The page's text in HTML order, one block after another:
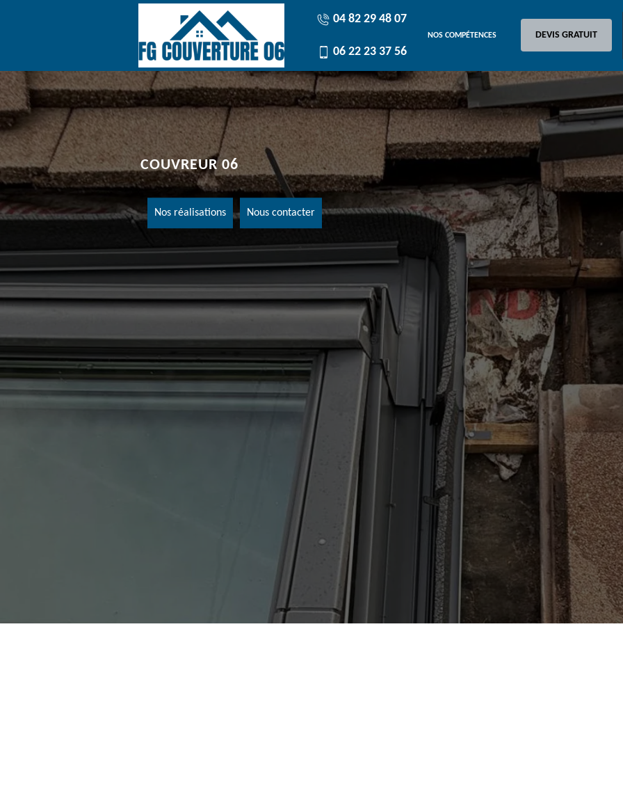
04 82 29 48 07
06 22 23 37 56
NOS COMPÉTENCES DEVIS GRATUIT
COUVREUR 06
Nos réalisations Nous contacter